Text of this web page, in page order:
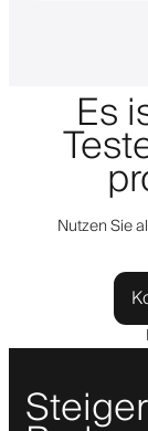
Es
Nutzen Sie